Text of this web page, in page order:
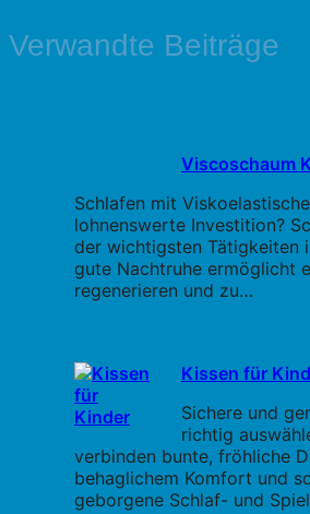
Verwandte Beiträge
Viscoschaum
Schlafen mit
lohnenswerte Investition?
der wichtigsten Tätigkeiten
gute Nachtruhe ermöglicht
regenerieren und zu…
Kissen für
Sichere und
richtig
verbinden bunte, fröhliche
behaglichem Komfort und
geborgene Schlaf- und